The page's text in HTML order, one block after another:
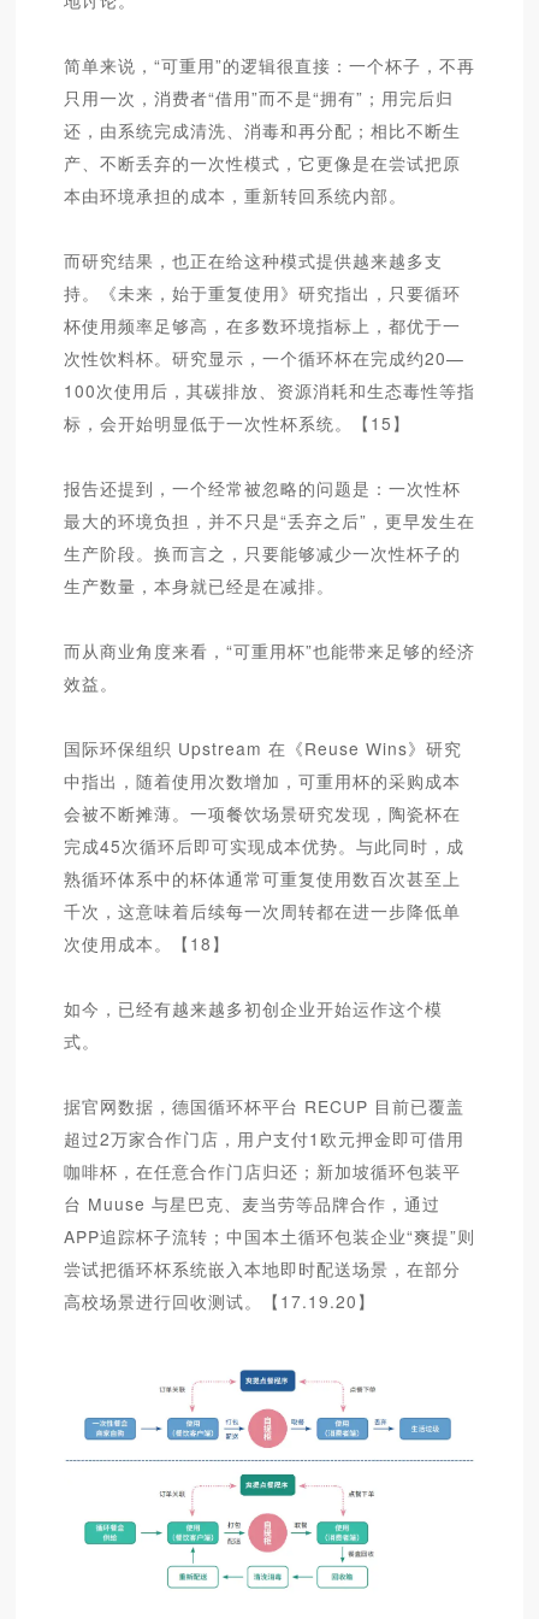
简单来说，“可重用”的逻辑很直接：一个杯子，不再
只用一次，消费者“借用”而不是“拥有”；用完后归
还，由系统完成清洗、消毒和再分配；相比不断生
产、不断丢弃的一次性模式，它更像是在尝试把原
本由环境承担的成本，重新转回系统内部。
而研究结果，也正在给这种模式提供越来越多支
持。《未来，始于重复使用》研究指出，只要循环
杯使用频率足够高，在多数环境指标上，都优于一
次性饮料杯。研究显示，一个循环杯在完成约20—
100次使用后，其碳排放、资源消耗和生态毒性等指
标，会开始明显低于一次性杯系统。【15】
报告还提到，一个经常被忽略的问题是：一次性杯
最大的环境负担，并不只是“丢弃之后”，更早发生在
生产阶段。换而言之，只要能够减少一次性杯子的
生产数量，本身就已经是在减排。
而从商业角度来看，“可重用杯”也能带来足够的经济
效益。
国际环保组织 Upstream 在《Reuse Wins》研究
中指出，随着使用次数增加，可重用杯的采购成本
会被不断摊薄。一项餐饮场景研究发现，陶瓷杯在
完成45次循环后即可实现成本优势。与此同时，成
熟循环体系中的杯体通常可重复使用数百次甚至上
千次，这意味着后续每一次周转都在进一步降低单
次使用成本。【18】
如今，已经有越来越多初创企业开始运作这个模
式。
据官网数据，德国循环杯平台 RECUP 目前已覆盖
超过2万家合作门店，用户支付1欧元押金即可借用
咖啡杯，在任意合作门店归还；新加坡循环包装平
台 Muuse 与星巴克、麦当劳等品牌合作，通过
APP追踪杯子流转；中国本土循环包装企业“爽提”则
尝试把循环杯系统嵌入本地即时配送场景，在部分
高校场景进行回收测试。【17.19.20】